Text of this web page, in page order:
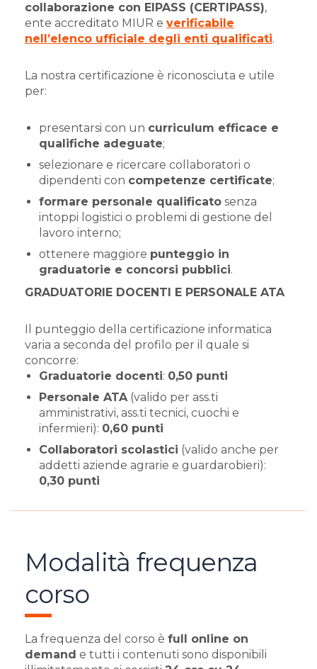
collaborazione con EIPASS (CERTIPASS),
ente accreditato MIUR e verificabile
nell’elenco ufficiale degli enti qualificati.
La nostra certificazione è riconosciuta e utile
per:
presentarsi con un curriculum efficace e
qualifiche adeguate;
selezionare e ricercare collaboratori o
dipendenti con competenze certificate;
formare personale qualificato senza
intoppi logistici o problemi di gestione del
lavoro interno;
ottenere maggiore punteggio in
graduatorie e concorsi pubblici.
GRADUATORIE DOCENTI E PERSONALE ATA
Il punteggio della certificazione informatica
varia a seconda del profilo per il quale si
concorre:
Graduatorie docenti: 0,50 punti
Personale ATA(valido per ass.ti
amministrativi, ass.ti tecnici, cuochi e
infermieri): 0,60 punti
Collaboratori scolastici (valido anche per
addetti aziende agrarie e guardarobieri):
0,30 punti
Modalità frequenza
corso
La frequenza del corso è full online on
demand e tutti i contenuti sono disponibili